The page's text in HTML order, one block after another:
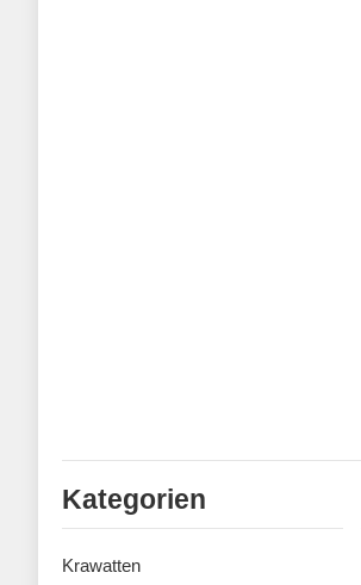
Kategorien
Krawatten